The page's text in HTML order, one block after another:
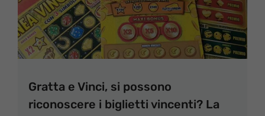
Gratta e Vinci, si possono
riconoscere i biglietti vincenti? La